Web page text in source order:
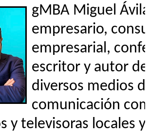
gMBA Miguel
empresario,
empresarial,
escritor y autor
diversos medios
comunicación
y televisoras locales